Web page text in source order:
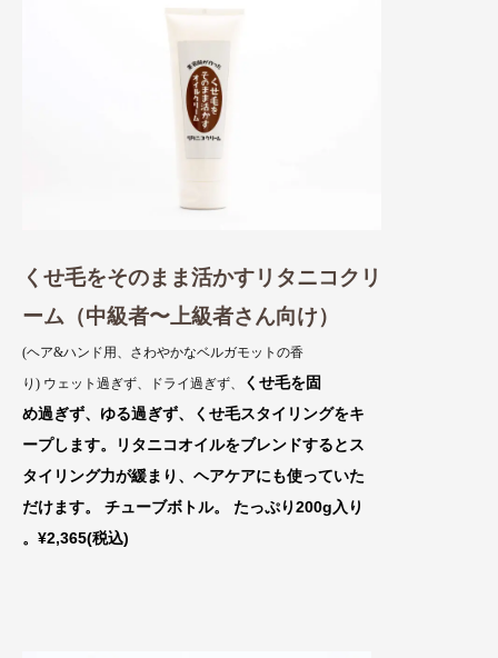
くせ毛をそのまま活かすリタニコクリ
ーム（中級者〜上級者さん向け）
(ヘア&ハンド用、さわやかなベルガモットの香
り) ウェット過ぎず、ドライ過ぎず、
くせ毛を固
め過ぎず、ゆる過ぎず、くせ毛スタイリングをキ
ープします。リタニコオイルをブレンドするとス
タイ リング力が緩まり、ヘアケアにも使っていた
だけます。 チューブボトル。 たっぷり200g入り
。¥2,365(税込)